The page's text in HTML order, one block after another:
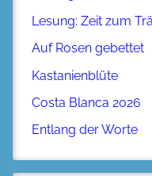
Lesung: Zeit zum
Auf Rosen gebettet
Kastanienblüte
Costa Blanca 2026
Entlang der Worte